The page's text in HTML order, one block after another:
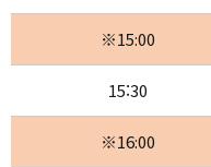
※15:00
15:30
※16:00